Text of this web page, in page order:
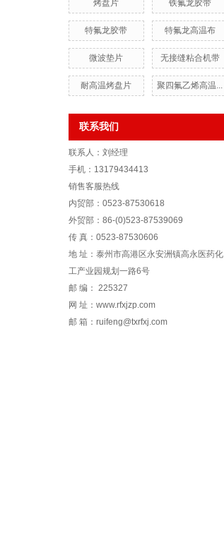
烤盘片 铁氟龙胶带
特氟龙胶带 特氟龙高温布
微波垫片 无接缝粘合机带
耐高温烤盘片 聚四氟乙烯高温...
联系我们
联系人：刘经理
手机：13179434413
销售客服热线
内贸部：0523-87530618
外贸部：86-(0)523-87539069
传 真：0523-87530606
地 址：泰州市高港区永安洲镇高永医药化
工产业园规划一路6号
邮 编： 225327
网 址：www.rfxjzp.com
邮 箱：ruifeng@txrfxj.com